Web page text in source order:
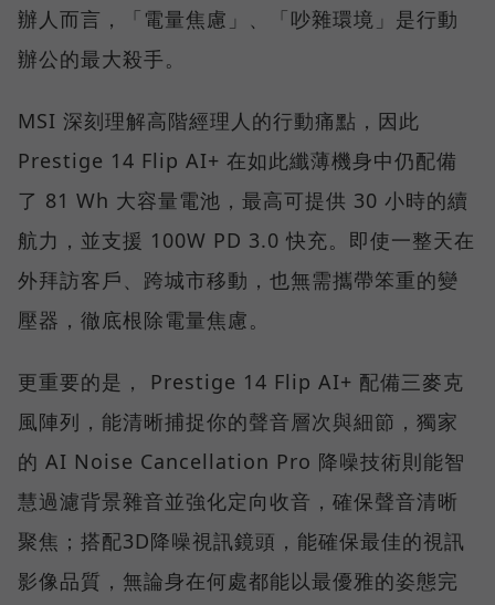
辦人而言，「電量焦慮」、「吵雜環境」是行動
辦公的最大殺手。
MSI 深刻理解高階經理人的行動痛點，因此
Prestige 14 Flip AI+ 在如此纖薄機身中仍配備
了 81 Wh 大容量電池，最高可提供 30 小時的續
航力，並支援 100W PD 3.0 快充。即使一整天在
外拜訪客戶、跨城市移動，也無需攜帶笨重的變
壓器，徹底根除電量焦慮。
更重要的是， Prestige 14 Flip AI+ 配備三麥克
風陣列，能清晰捕捉你的聲音層次與細節，獨家
的 AI Noise Cancellation Pro 降噪技術則能智
慧過濾背景雜音並強化定向收音，確保聲音清晰
聚焦；搭配3D降噪視訊鏡頭，能確保最佳的視訊
影像品質，無論身在何處都能以最優雅的姿態完